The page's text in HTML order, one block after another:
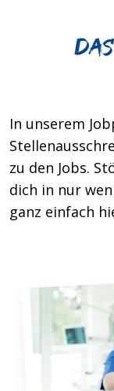
In unserem
zu den Jobs.
dich in nur
ganz einfach